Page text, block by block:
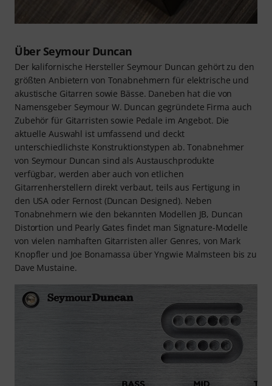
Über Seymour Duncan
Der kalifornische Hersteller Seymour Duncan gehört zu den
größten Anbietern von Tonabnehmern für elektrische und
akustische Gitarren sowie Bässe. Daneben hat die von
Namensgeber Seymour W. Duncan gegründete Firma auch
Zubehör für Gitarristen sowie Pedale im Angebot. Die
aktuelle Auswahl ist umfassend und deckt
unterschiedlichste Konstruktionstypen ab. Tonabnehmer
von Seymour Duncan sind als Austauschprodukte
verfügbar, werden aber auch von etlichen
Gitarrenherstellern direkt verbaut, teils aus Fertigung in
den USA oder Fernost (Duncan Designed). Neben
Tonabnehmern wie den bekannten Modellen JB, Duncan
Distortion und Pearly Gates findet man Signature-Modelle
von vielen namhaften Gitarristen aller Genres, von Mark
Knopfler und Joe Bonamassa über Yngwie Malmsteen bis zu
Dave Mustaine.